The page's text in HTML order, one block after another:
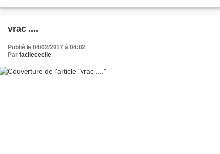
vrac ....
Publié le 04/02/2017 à 04:02
Par facilececile